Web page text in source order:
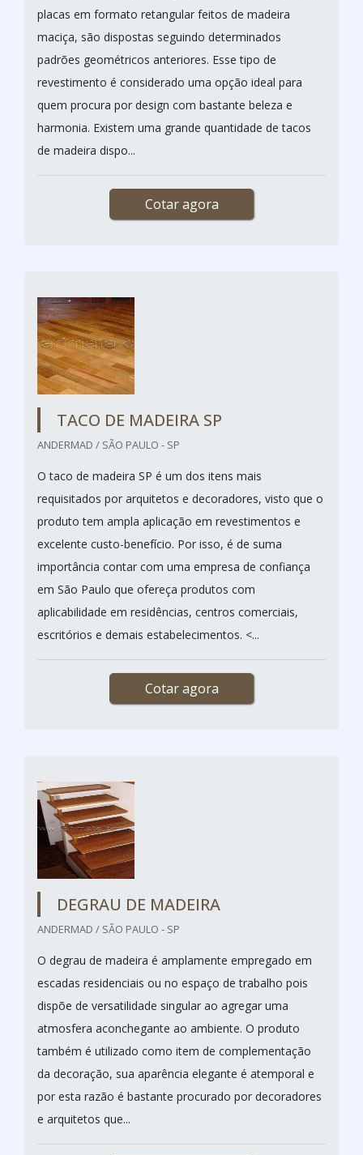
placas em formato retangular feitos de madeira
maciça, são dispostas seguindo determinados
padrões geométricos anteriores. Esse tipo de
revestimento é considerado uma opção ideal para
quem procura por design com bastante beleza e
harmonia. Existem uma grande quantidade de tacos
de madeira dispo...
Cotar agora
TACO DE MADEIRA SP
ANDERMAD / SÃO PAULO - SP
O taco de madeira SP é um dos itens mais
requisitados por arquitetos e decoradores, visto que o
produto tem ampla aplicação em revestimentos e
excelente custo-benefício. Por isso, é de suma
importância contar com uma empresa de confiança
em São Paulo que ofereça produtos com
aplicabilidade em residências, centros comerciais,
escritórios e demais estabelecimentos. <...
Cotar agora
DEGRAU DE MADEIRA
ANDERMAD / SÃO PAULO - SP
O degrau de madeira é amplamente empregado em
escadas residenciais ou no espaço de trabalho pois
dispõe de versatilidade singular ao agregar uma
atmosfera aconchegante ao ambiente. O produto
também é utilizado como item de complementação
da decoração, sua aparência elegante é atemporal e
por esta razão é bastante procurado por decoradores
e arquitetos que...